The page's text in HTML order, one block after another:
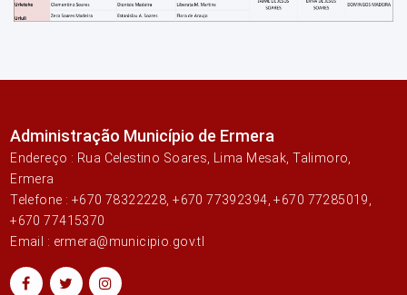
Administração Município de Ermera
Endereço : Rua Celestino Soares, Lima Mesak, Talimoro,
Ermera
Telefone : +670 78322228, +670 77392394, +670 77285019,
+670 77415370
Email : ermera@municipio.gov.tl